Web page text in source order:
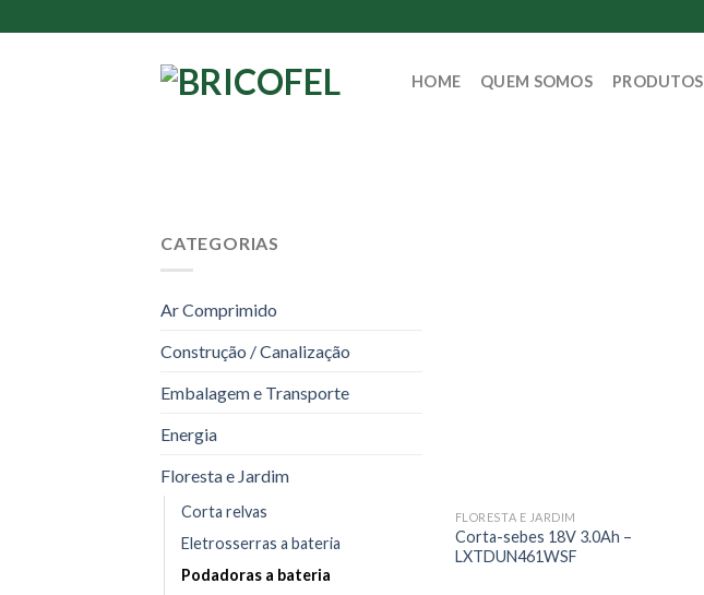
to
HOME QUEM SOMOS PRODUTOS
CATEGORIAS
Ar Comprimido
Construção / Canalização
Embalagem e Transporte
Energia
Floresta e Jardim
Corta relvas
Eletrosserras a bateria
Podadoras a bateria
FLORESTA E JARDIM
Corta-sebes 18V 3.0Ah –
LXTDUN461WSF